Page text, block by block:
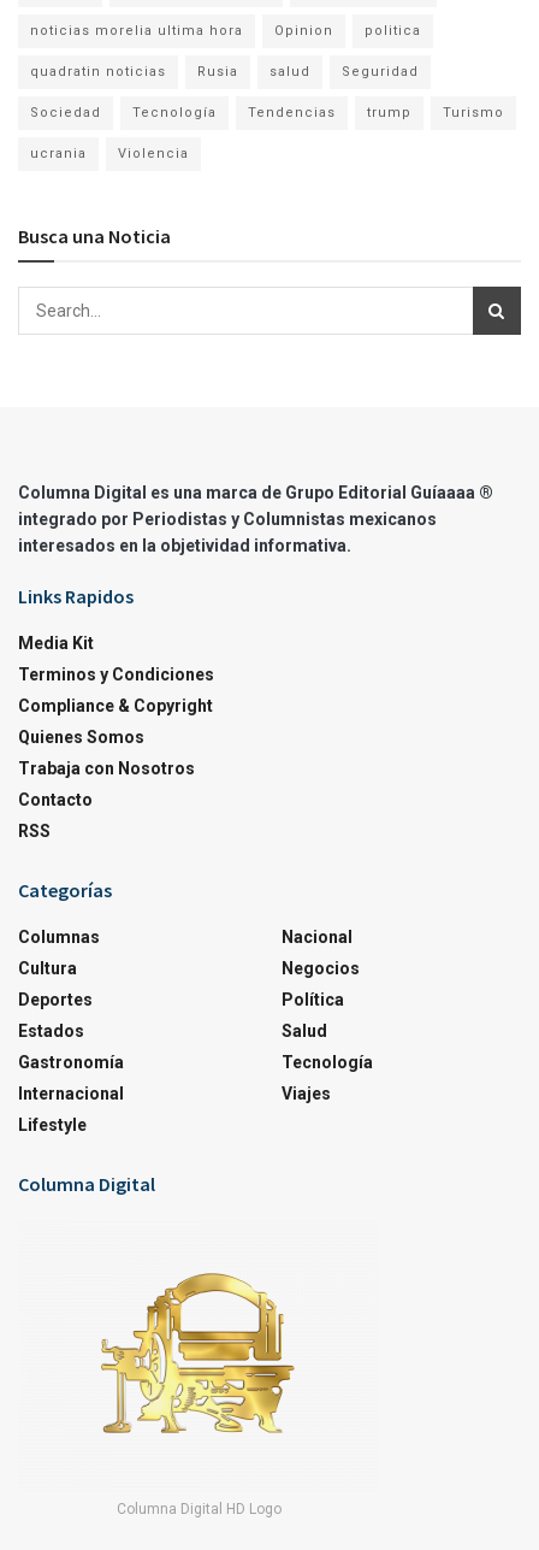
noticias morelia ultima hora Opinion politica
quadratin noticias Rusia salud Seguridad
Sociedad Tecnología Tendencias trump Turismo
ucrania Violencia
Busca una Noticia
Columna Digital es una marca de Grupo Editorial Guíaaaa ®
integrado por Periodistas y Columnistas mexicanos
interesados en la objetividad informativa.
Links Rapidos
Media Kit
Terminos y Condiciones
Compliance & Copyright
Quienes Somos
Trabaja con Nosotros
Contacto
RSS
Categorías
Columnas
Cultura
Deportes
Estados
Gastronomía
Internacional
Lifestyle
Nacional
Negocios
Política
Salud
Tecnología
Viajes
Columna Digital
Columna Digital HD Logo